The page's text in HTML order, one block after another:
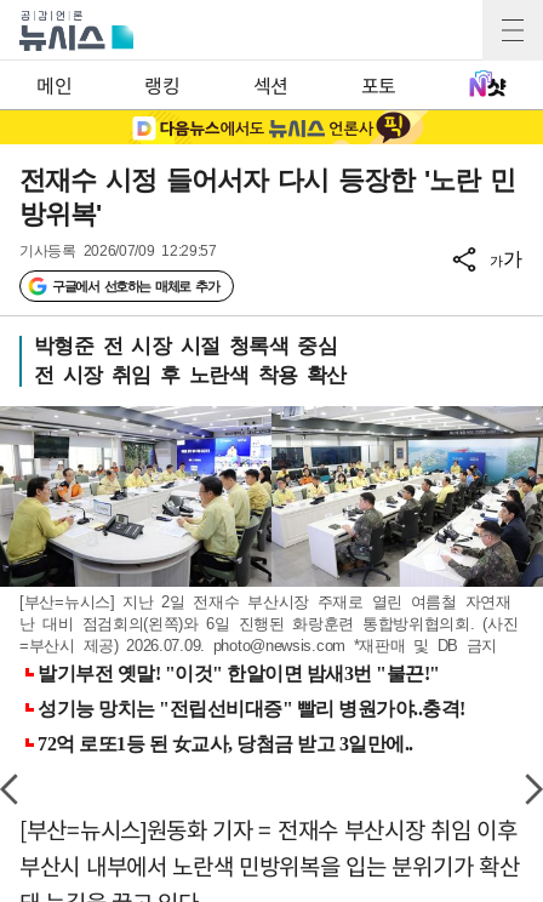
메인 랭킹 섹션 포토
전재수 시정 들어서자 다시 등장한 '노란 민
방위복'
기사등록 2026/07/09 12:29:57
구글에서 선호하는 매체로 추가
가가
박형준 전 시장 시절 청록색 중심
전 시장 취임 후 노란색 착용 확산
[부산=뉴시스] 지난 2일 전재수 부산시장 주재로 열린 여름철 자연재
난 대비 점검회의(왼쪽)와 6일 진행된 화랑훈련 통합방위협의회. (사진
=부산시 제공) 2026.07.09. photo@newsis.com *재판매 및 DB 금지
[부산=뉴시스]원동화 기자 = 전재수 부산시장 취임 이후
부산시 내부에서 노란색 민방위복을 입는 분위기가 확산